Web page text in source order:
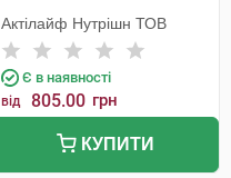
Актілайф Нутрішн ТОВ
Є в наявності
від 805.00 грн
КУПИТИ